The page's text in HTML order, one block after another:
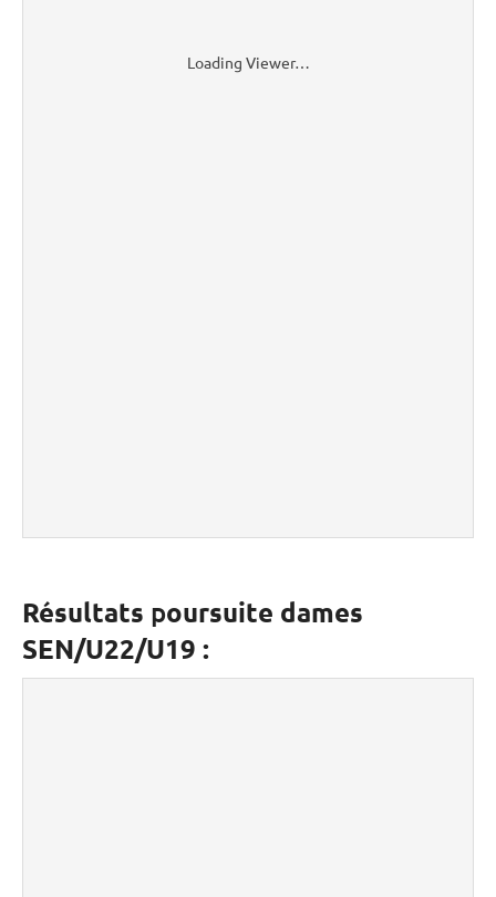
Loading Viewer…
Résultats poursuite dames
SEN/U22/U19 :